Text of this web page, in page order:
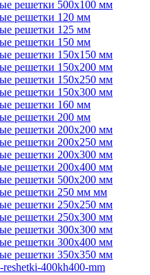
решетки 500х100 мм
решетки 120 мм
решетки 125 мм
решетки 150 мм
решетки 150х150 мм
решетки 150х200 мм
решетки 150х250 мм
решетки 150х300 мм
решетки 160 мм
решетки 200 мм
решетки 200х200 мм
решетки 200х250 мм
решетки 200х300 мм
решетки 200х400 мм
решетки 500х200 мм
решетки 250 мм мм
решетки 250х250 мм
решетки 250х300 мм
решетки 300х300 мм
решетки 300х400 мм
решетки 350х350 мм
400kh400-mm